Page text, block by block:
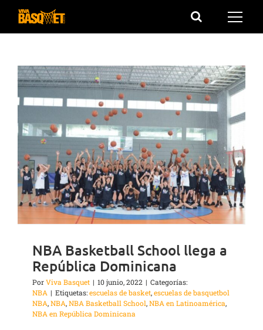
Saltar
NBA Basketball School llega a
República Dominicana
PorViva Basquet | 10 junio, 2022 | Categorías:
NBA | Etiquetas:escuelas de basket,escuelas de basquetbol
NBA,NBA,NBA Basketball School,NBA en Latinoamérica,
NBA en República Dominicana